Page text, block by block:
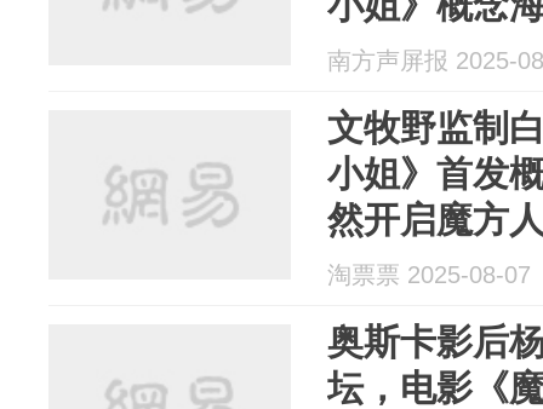
开机
南方声屏报 2025-
文牧野监制
小姐》首发
然开启魔方
淘票票 2025-08-07
奥斯卡影后
坛，电影《